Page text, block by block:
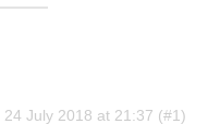
24 July 2018 at 21:37